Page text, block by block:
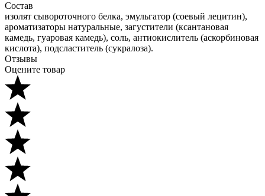
Состав
изолят сывороточного белка, эмульгатор (соевый лецитин),
ароматизаторы натуральные, загустители (ксантановая
камедь, гуаровая камедь), соль, антиокислитель (аскорбиновая
кислота), подсластитель (сукралоза).
Отзывы
Оцените товар